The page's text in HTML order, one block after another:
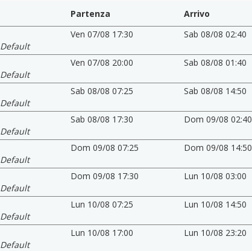
Partenza Arrivo
Default
Ven 07/08 17:30 Sab 08/08 02:40
Default
Ven 07/08 20:00 Sab 08/08 01:40
Default
Sab 08/08 07:25 Sab 08/08 14:50
Default
Sab 08/08 17:30 Dom 09/08 02:40
Default
Dom 09/08 07:25 Dom 09/08 14:50
Default
Dom 09/08 17:30 Lun 10/08 03:00
Default
Lun 10/08 07:25 Lun 10/08 14:50
Default
Lun 10/08 17:00 Lun 10/08 23:20